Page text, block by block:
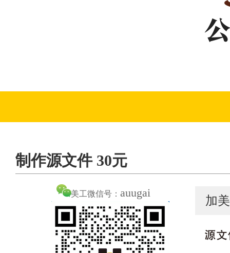
制作源文件 30元
美工微信号： auugai
加